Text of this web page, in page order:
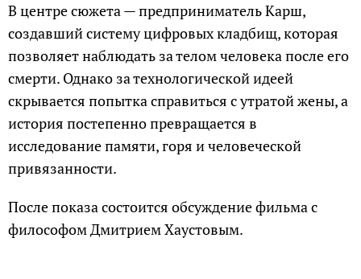
В центре сюжета — предприниматель Карш,
создавший систему цифровых кладбищ, которая
позволяет наблюдать за телом человека после его
смерти. Однако за технологической идеей
скрывается попытка справиться с утратой жены, а
история постепенно превращается в
исследование памяти, горя и человеческой
привязанности.
После показа состоится обсуждение фильма с
философом Дмитрием Хаустовым.